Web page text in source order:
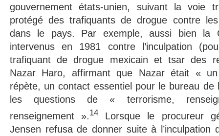
gouvernement états-unien, suivant la voie
protégé des trafiquants de drogue contre
dans le pays. Par exemple, aussi bien la
intervenus en 1981 contre l’inculpation
trafiquant de drogue mexicain et tsar des
Nazar Haro, affirmant que Nazar était «
répète, un contact essentiel pour le bureau
les questions de « terrorisme,
renseignement ».14 Lorsque le procureur
Jensen refusa de donner suite à l’inculpation